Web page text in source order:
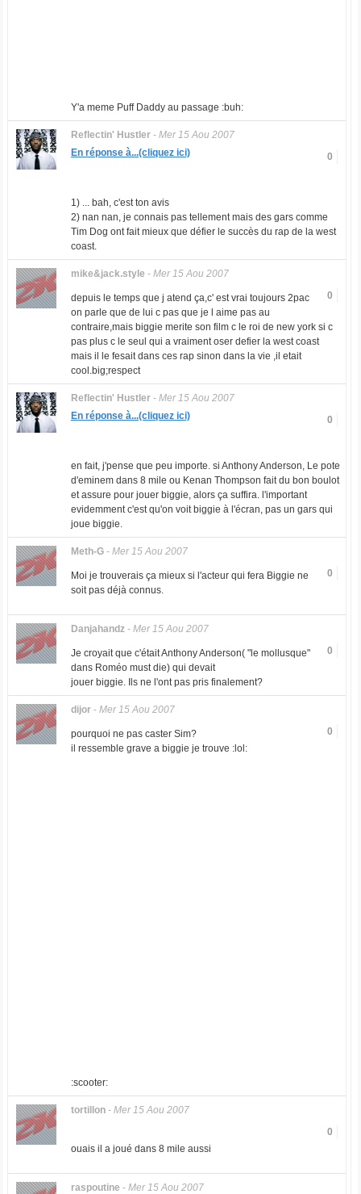
Y'a meme Puff Daddy au passage :buh:
Reflectin' Hustler- Mer 15 Aou 2007
0
En réponse à...(cliquez ici)
1) ... bah, c'est ton avis
2) nan nan, je connais pas tellement mais des gars comme
Tim Dog ont fait mieux que défier le succès du rap de la west
coast.
mike&jack.style - Mer 15 Aou 2007
0
depuis le temps que j atend ça,c' est vrai toujours 2pac
on parle que de lui c pas que je l aime pas au
contraire,mais biggie merite son film c le roi de new york si c
pas plus c le seul qui a vraiment oser defier la west coast
mais il le fesait dans ces rap sinon dans la vie ,il etait
cool.big;respect
Reflectin' Hustler- Mer 15 Aou 2007
0
En réponse à...(cliquez ici)
en fait, j'pense que peu importe. si Anthony Anderson, Le pote
d'eminem dans 8 mile ou Kenan Thompson fait du bon boulot
et assure pour jouer biggie, alors ça suffira. l'important
evidemment c'est qu'on voit biggie à l'écran, pas un gars qui
joue biggie.
Meth-G- Mer 15 Aou 2007
0
Moi je trouverais ça mieux si l'acteur qui fera Biggie ne
soit pas déjà connus.
Danjahandz- Mer 15 Aou 2007
0
Je croyait que c'était Anthony Anderson( "le mollusque"
dans Roméo must die) qui devait
jouer biggie. Ils ne l'ont pas pris finalement?
dijor- Mer 15 Aou 2007
0
pourquoi ne pas caster Sim?
il ressemble grave a biggie je trouve :lol:
:scooter:
tortillon- Mer 15 Aou 2007
0
ouais il a joué dans 8 mile aussi
raspoutine - Mer 15 Aou 2007